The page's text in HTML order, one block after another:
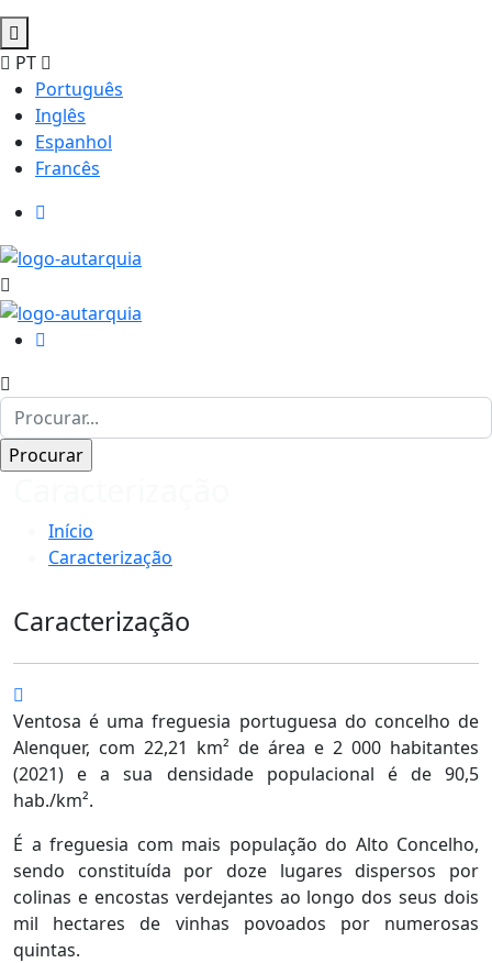
PT
Português
Inglês
Espanhol
Francês
Início
Caracterização
Caracterização
Ventosa é uma freguesia portuguesa do concelho de
Alenquer, com 22,21 km² de área e 2 000 habitantes
(2021) e a sua densidade populacional é de 90,5
hab./km².
É a freguesia com mais população do Alto Concelho,
sendo constituída por doze lugares dispersos por
colinas e encostas verdejantes ao longo dos seus dois
mil hectares de vinhas povoados por numerosas
quintas.